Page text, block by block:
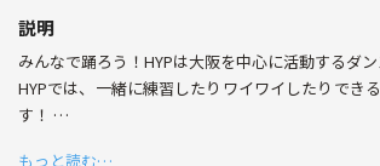
説明
みんなで踊ろう！HYPは大阪を中心に活動するダ
HYPでは、一緒に練習したりワイワイしたりでき
す！
もっと読む…